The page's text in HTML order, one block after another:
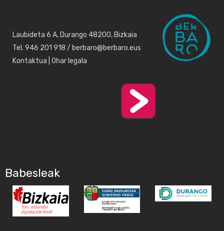
Laubideta 6 A, Durango 48200, Bizkaia
Tel. 946 201 918 / berbaro@berbaro.eus
Kontaktua Ohar legala
Babesleak